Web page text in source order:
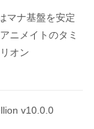
マナ基盤を安定
ニメイトのタミ
オン
v10.0.0